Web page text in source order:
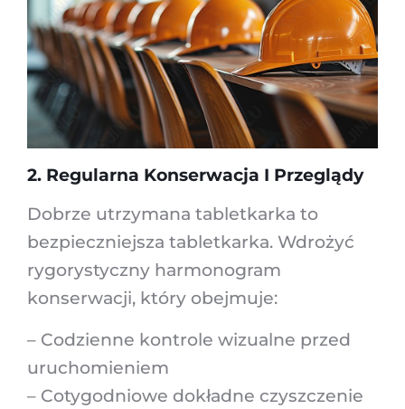
2. Regularna Konserwacja I Przeglądy
Dobrze utrzymana tabletkarka to
bezpieczniejsza tabletkarka. Wdrożyć
rygorystyczny harmonogram
konserwacji, który obejmuje:
– Codzienne kontrole wizualne przed
uruchomieniem
– Cotygodniowe dokładne czyszczenie